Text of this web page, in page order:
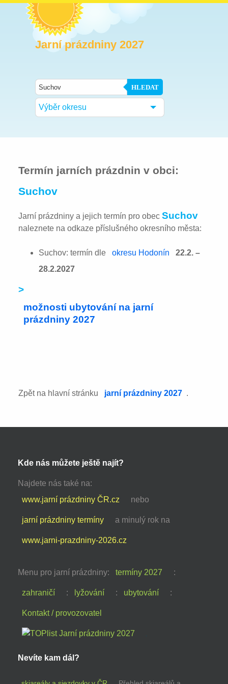
Jarní prázdniny 2027
HLEDAT
Výběr okresu
Termín jarních prázdnin v obci:
Suchov
Jarní prázdniny a jejich termín pro obecSuchov
naleznete na odkaze příslušného okresního města:
Suchov: termín dle okresu Hodonín
22.2. –
28.2.2027
>
možnosti ubytování na jarní
prázdniny 2027
Zpět na hlavní stránku jarní prázdniny 2027 .
Kde nás můžete ještě najít?
Najdete nás také na:
www.jarní prázdniny ČR.cz
nebo
jarní prázdniny termíny a minulý rok na
www.jarni-prazdniny-2026.cz
Menu pro jarní prázdniny: termíny 2027 :
zahraničí : lyžování : ubytování :
Kontakt / provozovatel
Nevíte kam dál?